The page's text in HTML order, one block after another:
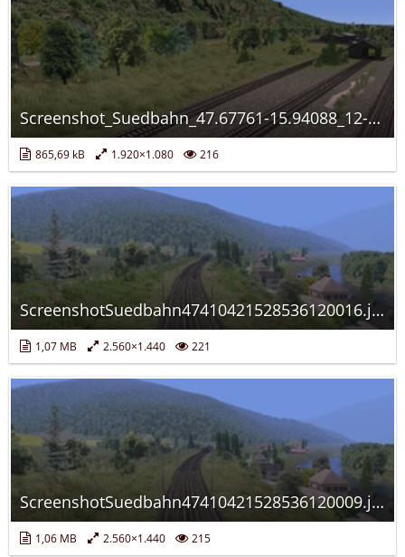
Screenshot_Suedbahn_47.67761-15.94088_12-18-08.jpg
865,69 kB 1.920×1.080 216
ScreenshotSuedbahn47410421528536120016.jpg
1,07 MB 2.560×1.440 221
ScreenshotSuedbahn47410421528536120009.jpg
1,06 MB 2.560×1.440 215